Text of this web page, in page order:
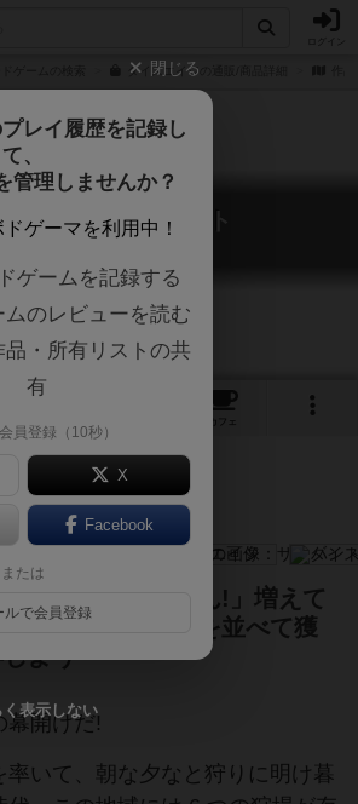
ダイスエイジの通販/商品詳細
エイジ：ザ・ハント
Dice Age: The Hunt
カフェ
なりて獲物を狩らん!」増えて
クション。ダイスを並べて獲
よう
開けだ!
いて、朝な夕なと狩りに明け暮
閉じる
レイ履歴を記録し
て、
管理しませんか？
ドゲーマを利用中！
ゲームを記録する
のレビューを読む
・所有リストの共
有
員登録（10秒）
X
Facebook
または
ルで会員登録
く表示しない